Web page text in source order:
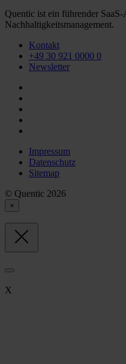
Quentic ist ein führender
Nachhaltigkeitsmanagement.
Kontakt
+49 30 921 0000 0
Newsletter
Impressum
Datenschutz
Sitemap
© Quentic 2026
×
X